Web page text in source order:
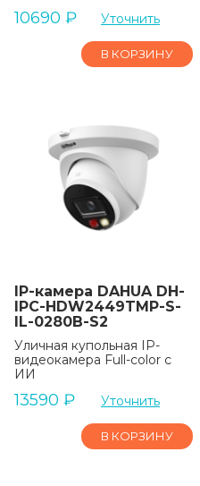
10690 ₽ Уточнить
В КОРЗИНУ
IP-камера DAHUA DH-
IPC-HDW2449TMP-S-
IL-0280B-S2
Уличная купольная IP-
видеокамера Full-color с
ИИ
13590 ₽ Уточнить
В КОРЗИНУ